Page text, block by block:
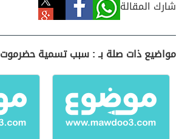
شارك المقالة
مواضيع ذات صلة بـ : سبب تسمية حضرموت